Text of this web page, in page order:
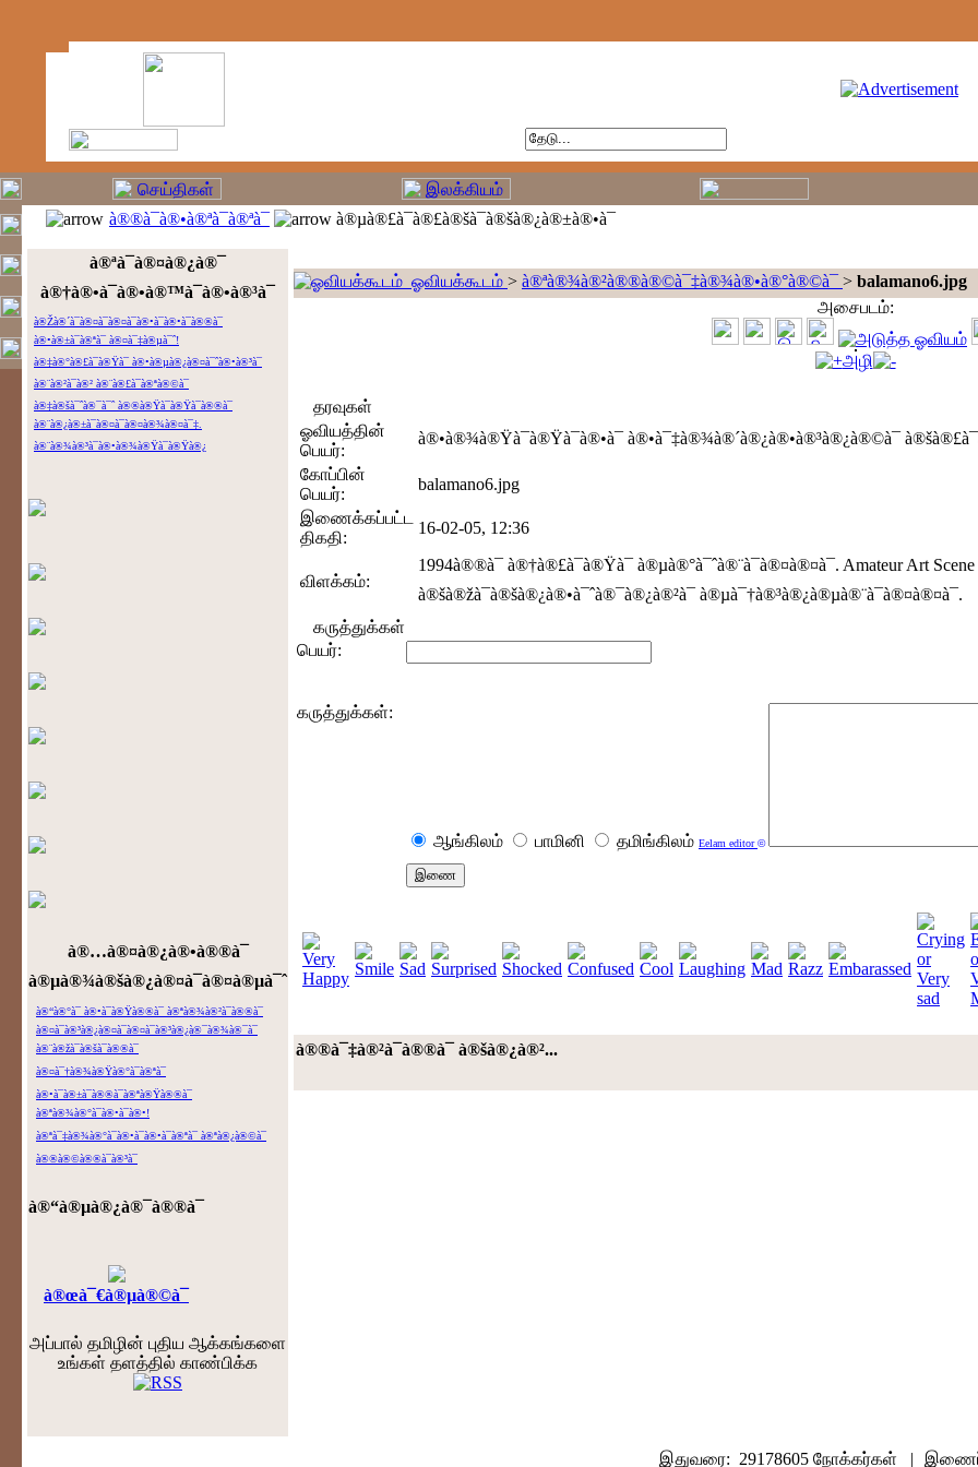
à®®à¯à®•à®ªà¯à®ªà¯ à®µà®£à¯à®£à®šà¯à®šà®¿à®±à®•à¯
à®ªà¯à®¤à®¿à®¯
à®†à®•à¯à®•à®™à¯à®•à®³à¯
à®Žà®´à¯à®¤à¯à®¤à¯à®•à¯à®•à¯à®®à¯
à®•à®±à¯à®ªà¯ à®¤à¯‡à®µà¯ˆ!
à®‡à®°à®£à¯à®Ÿà¯ à®•à®µà®¿à®¤à¯ˆà®•à®³à¯
à®¨à®²à¯à®² à®¨à®£à¯à®ªà®©à¯
à®‡à®šà¯ˆà®¯à¯ˆ à®®à®Ÿà¯à®Ÿà¯à®®à¯
à®¨à®¿à®±à¯à®¤à¯à®¤à®¾à®¤à¯‡.
à®¨à®¾à®³à¯à®•à®¾à®Ÿà¯à®Ÿà®¿
à®…à®¤à®¿à®•à®®à¯
à®µà®¾à®šà®¿à®¤à¯à®¤à®µà¯ˆ
à®“à®°à¯ à®•à¯à®Ÿà®®à¯ à®ªà®¾à®²à¯à®®à¯
à®¤à¯à®³à®¿à®¤à¯à®¤à¯à®³à®¿à®¯à®¾à®¯à¯
à®¨à®žà¯à®šà¯à®®à¯
à®¤à¯†à®¾à®Ÿà®°à¯à®ªà¯
à®•à¯à®±à¯à®®à¯à®ªà®Ÿà®®à¯
à®ªà®¾à®°à¯à®•à¯à®•!
à®ªà¯‡à®¾à®°à¯à®•à¯à®•à¯à®ªà¯ à®ªà®¿à®©à¯
à®®à®©à®®à¯à®³à¯
à®“à®µà®¿à®¯à®®à¯
à®œà¯€à®µà®©à¯
அப்பால் தமிழின் புதிய ஆக்கங்களை
உங்கள் தளத்தில் காண்பிக்க
ஓவியக்கூடம் > à®ªà®¾à®²à®®à®©à¯‡à®¾à®•à®°à®©à¯ > balamano6.jpg
அசைபடம்:
அழி
தரவுகள்
ஓவியத்தின்
பெயர்:
à®•à®¾à®Ÿà¯à®Ÿà¯à®•à¯ à®•à¯‡à®¾à®´à®¿à®•à®³à®¿à®©à¯
கோப்பின்
பெயர்:
balamano6.jpg
இணைக்கப்பட்ட
திகதி:
16-02-05, 12:36
விளக்கம்:
1994à®®à¯ à®†à®£à¯à®Ÿà¯ à®µà®°à¯ˆà®¨à¯à®¤à®¤à¯. Amateur Art
à®šà®žà¯à®šà®¿à®•à¯ˆà®¯à®¿à®²à¯ à®µà¯†à®³à®¿à®µà®¨à¯à®¤à®¤à¯.
கருத்துக்கள்
பெயர்:
கருத்துக்கள்:
ஆங்கிலம் பாமினி தமிங்கிலம் Eelam editor©
à®®à¯‡à®²à¯à®®à¯ à®šà®¿à®²...
இதுவரை: 29178605 நோக்கர்கள் |